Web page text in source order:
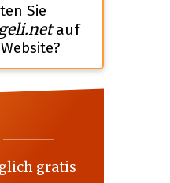
Sie
auf
gratis